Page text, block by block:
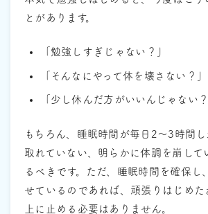
とがあります。
「勉強しすぎじゃない？」
「そんなにやって体を壊さない？」
「少し休んだ方がいいんじゃない？
もちろん、睡眠時間が毎日2〜3時間
取れていない、明らかに体調を崩して
るべきです。ただ、睡眠時間を確保し
せているのであれば、頑張りはじめた
上に止める必要はありません。